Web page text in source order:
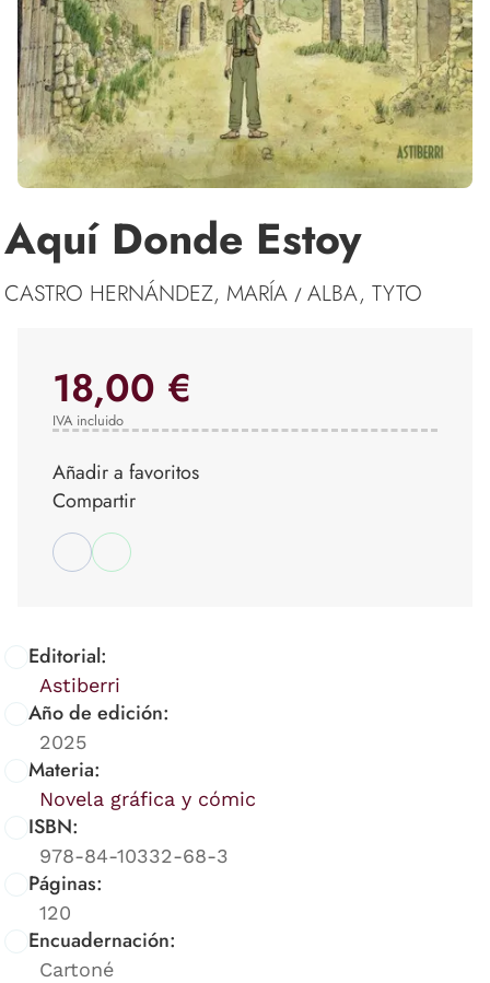
Aquí Donde Estoy
CASTRO HERNÁNDEZ, MARÍA / ALBA, TYTO
Editorial:
Astiberri
Año de edición:
2025
Materia:
Novela gráfica y cómic
ISBN:
978-84-10332-68-3
Páginas:
120
Encuadernación:
Cartoné
18,00 €
IVA incluido
Añadir a favoritos
Compartir